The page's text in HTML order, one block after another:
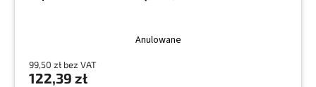
Anulowane
99,50 zł bez VAT
122,39 zł